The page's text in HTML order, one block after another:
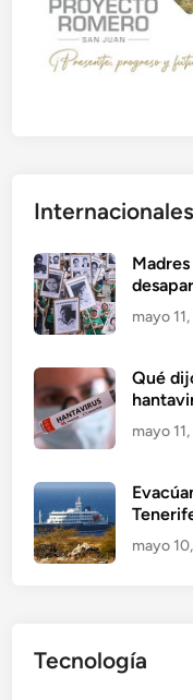
Internacionales
mayo
Qué
mayo
mayo
Tecnología